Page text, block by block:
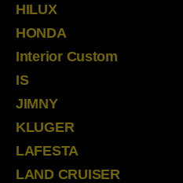
HILUX
HONDA
Interior Custom
IS
JIMNY
KLUGER
LAFESTA
LAND CRUISER